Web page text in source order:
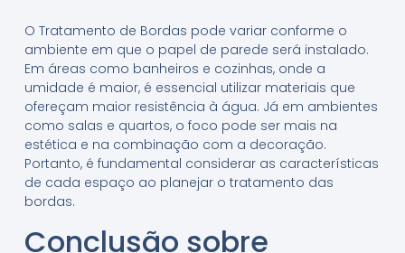
O Tratamento de Bordas pode variar conforme o
ambiente em que o papel de parede será instalado.
Em áreas como banheiros e cozinhas, onde a
umidade é maior, é essencial utilizar materiais que
ofereçam maior resistência à água. Já em ambientes
como salas e quartos, o foco pode ser mais na
estética e na combinação com a decoração.
Portanto, é fundamental considerar as características
de cada espaço ao planejar o tratamento das
bordas.
Conclusão sobre